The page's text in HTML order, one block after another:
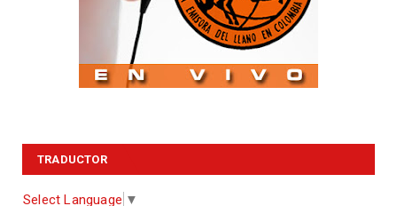
TRADUCTOR
Select Language ▼